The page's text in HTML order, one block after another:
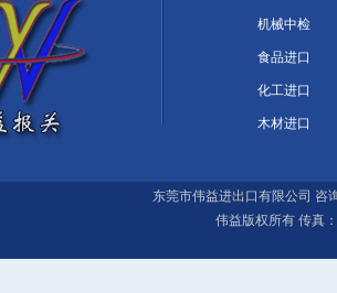
机械中检
食品进口
化工进口
木材进口
东莞市伟益进出口有限公司 咨
伟益版权所有 传真